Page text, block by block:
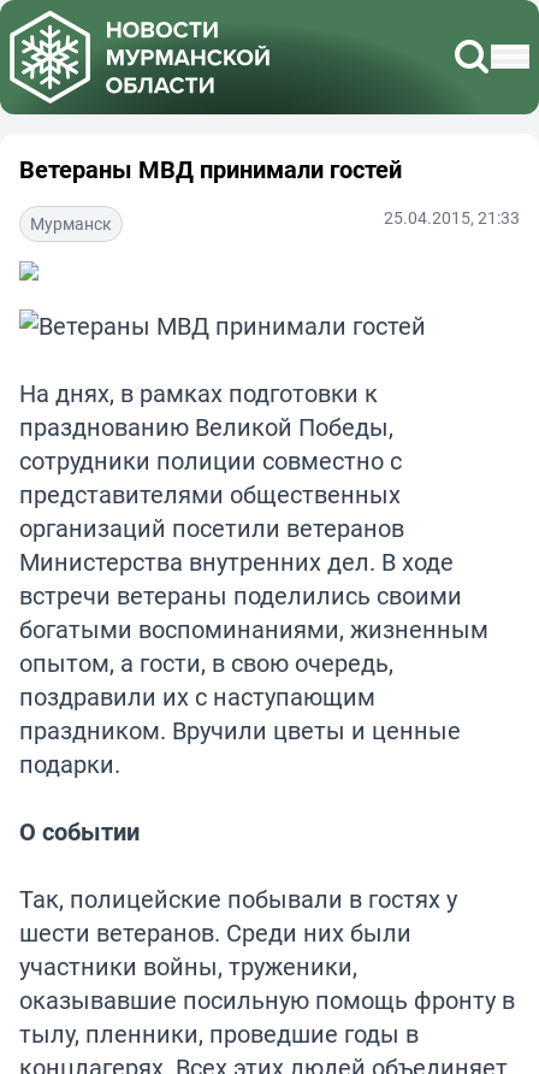
Ветераны МВД принимали гостей
Мурманск 25.04.2015, 21:33
На днях, в рамках подготовки к
празднованию Великой Победы,
сотрудники полиции совместно с
представителями общественных
организаций посетили ветеранов
Министерства внутренних дел. В ходе
встречи ветераны поделились своими
богатыми воспоминаниями, жизненным
опытом, а гости, в свою очередь,
поздравили их с наступающим
праздником. Вручили цветы и ценные
подарки.
О событии
Так, полицейские побывали в гостях у
шести ветеранов. Среди них были
участники войны, труженики,
оказывавшие посильную помощь фронту в
тылу, пленники, проведшие годы в
концлагерях. Всех этих людей объединяет